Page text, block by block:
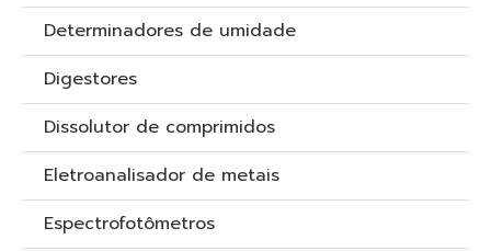
Determinadores de umidade
Digestores
Dissolutor de comprimidos
Eletroanalisador de metais
Espectrofotômetros